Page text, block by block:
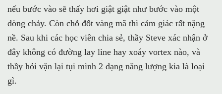
nếu bước vào sẽ thấy hơi giật giật như bước vào một
dòng chảy. Còn chỗ đốt vàng mã thì cảm giác rất nặng
nề. Sau khi các học viên chia sẻ, thầy Steve xác nhận ở
đây không có đường lay line hay xoáy vortex nào, và
thầy hỏi vặn lại tụi mình 2 dạng năng lượng kia là loại
gì.